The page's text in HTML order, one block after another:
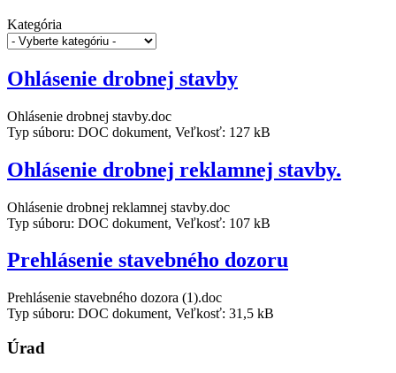
Kategória
Ohlásenie drobnej stavby
Ohlásenie drobnej stavby.doc
Typ súboru: DOC dokument, Veľkosť: 127 kB
Ohlásenie drobnej reklamnej stavby.
Ohlásenie drobnej reklamnej stavby.doc
Typ súboru: DOC dokument, Veľkosť: 107 kB
Prehlásenie stavebného dozoru
Prehlásenie stavebného dozora (1).doc
Typ súboru: DOC dokument, Veľkosť: 31,5 kB
Úrad